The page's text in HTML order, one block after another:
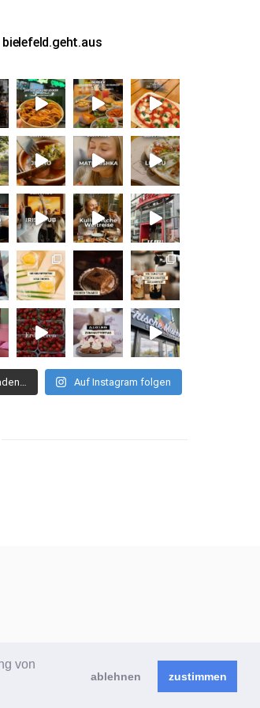
von
ablehnen zustimmen
bielefeld.geht.aus
Auf Instagram folgen